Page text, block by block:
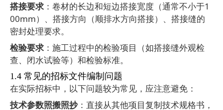
搭接要求 ：卷材的长边和短边搭接宽度（通常不小于1
00mm）、搭接方向（顺排水方向搭接）、搭接缝的
密封处理要求。
检验要求 ：施工过程中的检验项目（如搭接缝外观检
查、闭水试验等）和检验标准。
1.4 常见的招标文件编制问题
在实际招标中，以下问题较为常见，应注意避免：
技术参数照搬照抄：直接从其他项目复制技术规格书，